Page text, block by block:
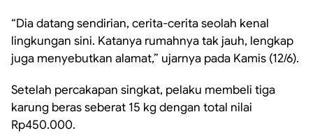
“Dia datang sendirian, cerita-cerita seolah kenal
lingkungan sini. Katanya rumahnya tak jauh, lengkap
juga menyebutkan alamat,” ujarnya pada Kamis (12/6).
Setelah percakapan singkat, pelaku membeli tiga
karung beras seberat 15 kg dengan total nilai
Rp450.000.